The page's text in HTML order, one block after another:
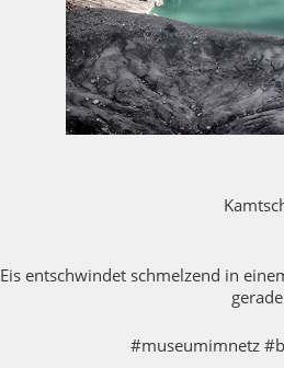
Eis entschwindet schmelzend in
#museumimnetz